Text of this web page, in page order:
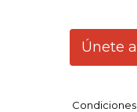
Únete